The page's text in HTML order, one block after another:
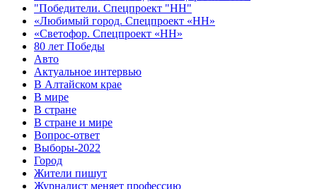
"Победители. Спецпроект "НН"
«Любимый город. Спецпроект «НН»
«Светофор. Спецпроект «НН»
80 лет Победы
Авто
Актуальное интервью
В Алтайском крае
В мире
В стране
В стране и мире
Вопрос-ответ
Выборы-2022
Город
Жители пишут
Журналист меняет профессию